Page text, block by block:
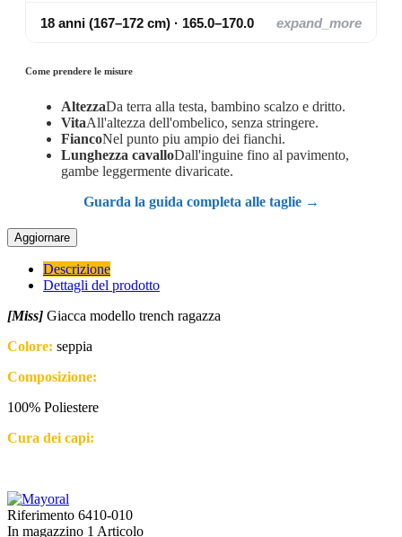
18 anni (167–172 cm) · 165.0–170.0 expand_more
Come prendere le misure
AltezzaDa terra alla testa, bambino scalzo e dritto.
VitaAll'altezza dell'ombelico, senza stringere.
FiancoNel punto piu ampio dei fianchi.
Lunghezza cavalloDall'inguine fino al pavimento,
gambe leggermente divaricate.
Guarda la guida completa alle taglie →
Descrizione
Dettagli del prodotto
[Miss] Giacca modello trench ragazza
Colore: seppia
Composizione:
100% Poliestere
Cura dei capi:
Riferimento 6410-010
In magazzino 1 Articolo